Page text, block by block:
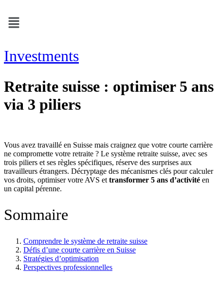
to
content
Menu
Investments
Retraite suisse : optimiser 5 ans
via 3 piliers
Vous avez travaillé en Suisse mais craignez que votre courte carrière
ne compromette votre retraite ? Le système retraite suisse, avec ses
trois piliers et ses règles spécifiques, réserve des surprises aux
travailleurs étrangers. Décryptage des mécanismes clés pour calculer
vos droits, optimiser votre AVS et transformer 5 ans d’activité en
un capital pérenne.
Sommaire
Comprendre le système de retraite suisse
Défis d’une courte carrière en Suisse
Stratégies d’optimisation
Perspectives professionnelles